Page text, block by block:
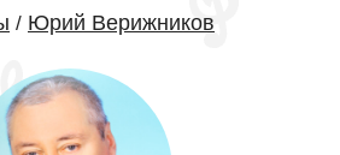
/ Юрий Верижников